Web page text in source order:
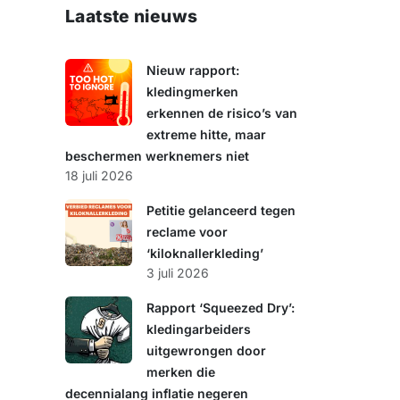
k
n
Laatste nieuws
Nieuw rapport:
kledingmerken
erkennen de risico’s van
extreme hitte, maar
beschermen werknemers niet
18 juli 2026
Petitie gelanceerd tegen
reclame voor
‘kiloknallerkleding’
3 juli 2026
Rapport ‘Squeezed Dry’:
kledingarbeiders
uitgewrongen door
merken die
decennialang inflatie negeren